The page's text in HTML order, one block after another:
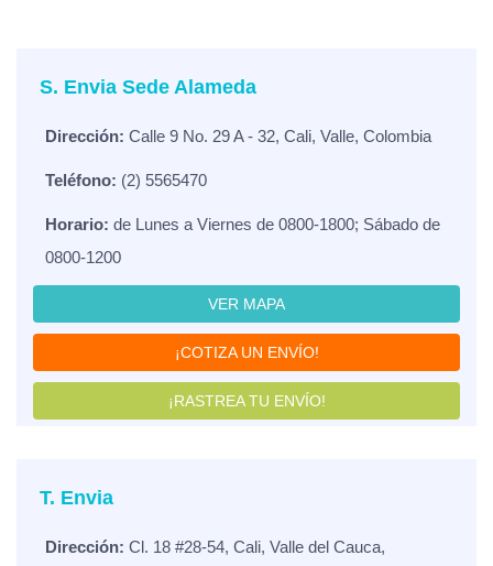
S. Envia Sede Alameda
Dirección: Calle 9 No. 29 A - 32, Cali, Valle, Colombia
Teléfono: (2) 5565470
Horario: de Lunes a Viernes de 0800-1800; Sábado de
0800-1200
VER MAPA
¡COTIZA UN ENVÍO!
¡RASTREA TU ENVÍO!
T. Envia
Dirección: Cl. 18 #28-54, Cali, Valle del Cauca,